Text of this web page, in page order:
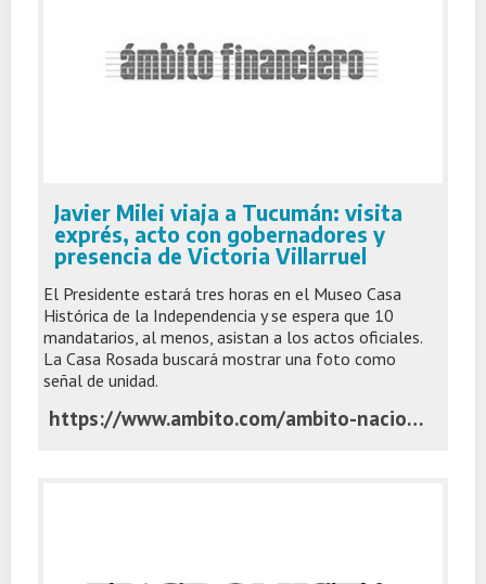
Javier Milei viaja a Tucumán: visita
exprés, acto con gobernadores y
presencia de Victoria Villarruel
El Presidente estará tres horas en el Museo Casa
Histórica de la Independencia y se espera que 10
mandatarios, al menos, asistan a los actos oficiales.
La Casa Rosada buscará mostrar una foto como
señal de unidad.
https://www.ambito.com/ambito-nacional/javier-milei-viaja-tucuman-visita-expres-acto-gobernadores-y-presencia-victoria-villarruel-n6297284